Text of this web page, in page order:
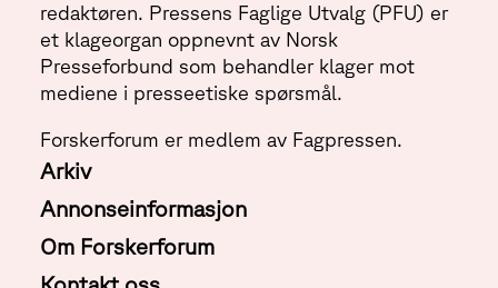
redaktøren. Pressens Faglige Utvalg (PFU) er
et klageorgan oppnevnt av Norsk
Presseforbund som behandler klager mot
mediene i presseetiske spørsmål.
Forskerforum er medlem av Fagpressen.
Arkiv
Annonseinformasjon
Om Forskerforum